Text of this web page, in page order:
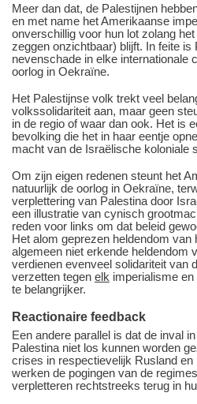
Meer dan dat, de Palestijnen
en met name het Amerikaanse
onverschillig voor hun lot zolang
zeggen onzichtbaar) blijft. In feite is
nevenschade in elke internationale
oorlog in Oekraïne.
Het Palestijnse volk trekt veel
volkssolidariteit aan, maar geen
in de regio of waar dan ook. Het is
bevolking die het in haar eentje
macht van de Israëlische koloniale
Om zijn eigen redenen steunt het
natuurlijk de oorlog in Oekraïne,
verplettering van Palestina door
een illustratie van cynisch
reden voor links om dat beleid
Het alom geprezen heldendom
algemeen niet erkende heldendom
verdienen evenveel solidariteit van
verzetten tegen elk imperialisme
te belangrijker.
Reactionaire feedback
Een andere parallel is dat de inval
Palestina niet los kunnen worden
crises in respectievelijk Rusland en
werken de pogingen van de
verpletteren rechtstreeks terug in